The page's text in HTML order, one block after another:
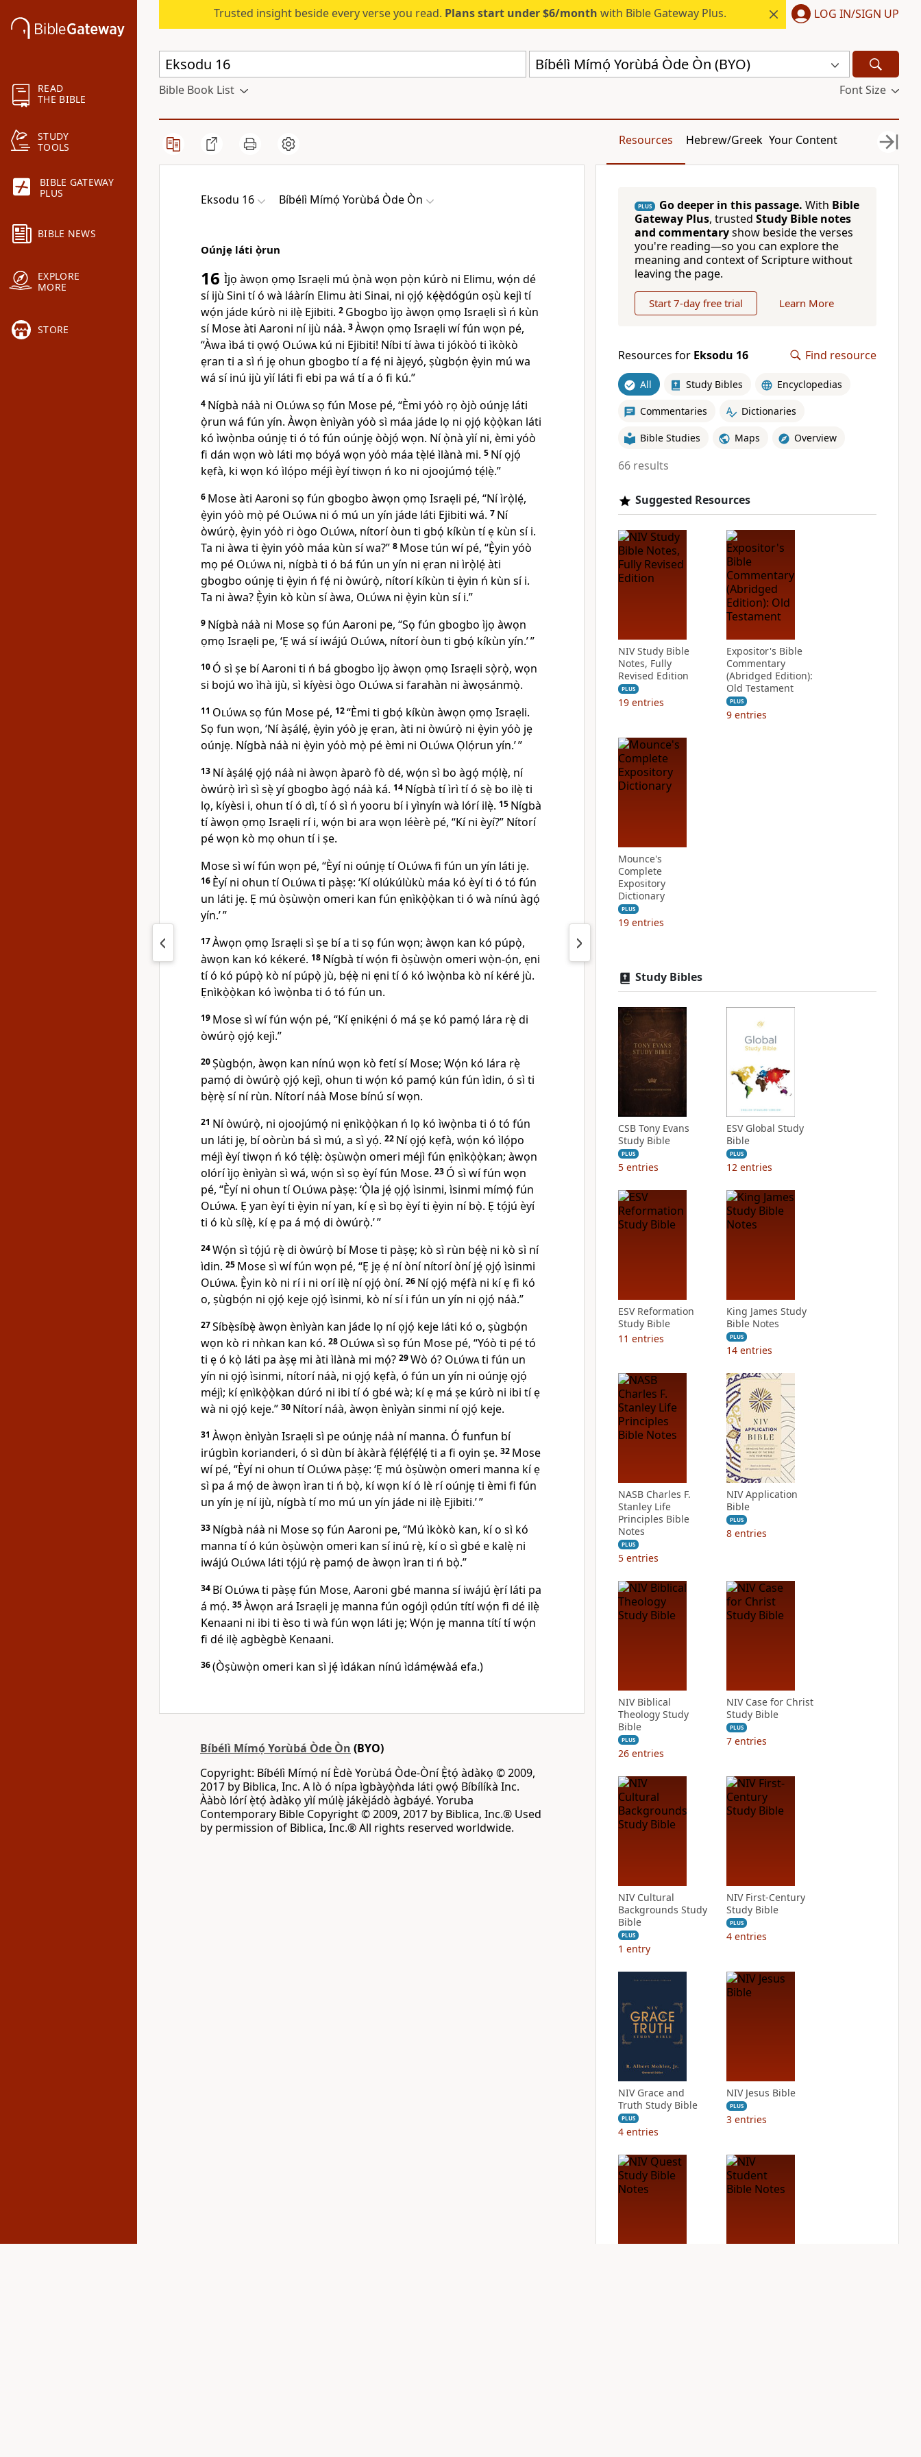
READ
THE BIBLE
STUDY
TOOLS
BIBLE GATEWAY
PLUS
BIBLE NEWS
EXPLORE
MORE
STORE
Trusted insight beside every verse you read. Plans start under $6/month with Bible Gateway Plus. LOG IN/SIGN UP
Bíbélì Mímọ́ Yorùbá Òde Òn (BYO)
Bible Book List Font Size
Resources Hebrew/Greek Your Content
Eksodu 16 Bíbélì Mímọ́ Yorùbá Òde Òn
Oúnjẹ láti ọ̀run
16 Ìjọ àwọn ọmọ Israẹli mú ọ̀nà wọn pọ̀n kúrò ni Elimu, wọ́n dé
sí ijù Sini tí ó wà láàrín Elimu àti Sinai, ni ọjọ́ kẹ́ẹ̀dógún oṣù kejì tí
wọ́n jáde kúrò ni ilẹ̀ Ejibiti. 2 Gbogbo ìjọ àwọn ọmọ Israẹli sì ń kùn
sí Mose àti Aaroni ní ijù náà. 3Àwọn ọmọ Israẹli wí fún wọn pé,
“Àwa ìbá ti ọwọ́ Olúwakú ni Ejibiti! Níbi tí àwa ti jókòó ti ìkòkò
ẹran ti a sì ń jẹ ohun gbogbo tí a fẹ́ ni àjẹyó, ṣùgbọ́n ẹ̀yin mú wa
wá sí inú ijù yìí láti fi ebi pa wá tí a ó fi kú.”
4 Nígbà náà ni Olúwasọ fún Mose pé, “Èmi yóò rọ òjò oúnjẹ láti
ọ̀run wá fún yín. Àwọn ènìyàn yóò sì máa jáde lọ ni ọjọ́ kọ̀ọ̀kan láti
kó ìwọ̀nba oúnjẹ ti ó tó fún oúnjẹ òòjọ́ wọn. Ní ọ̀nà yìí ni, èmi yóò
fi dán wọn wò láti mọ bóyá wọn yóò máa tẹ̀lé ìlànà mi. 5 Ní ọjọ́
kẹfà, ki wọn kó ìlọ́po méjì èyí tiwọn ń ko ni ojoojúmọ́ tẹ́lẹ̀.”
6 Mose àti Aaroni sọ fún gbogbo àwọn ọmọ Israẹli pé, “Ní ìrọ̀lẹ́,
ẹ̀yin yóò mọ̀ pé Olúwani ó mú un yín jáde láti Ejibiti wá. 7 Ní
òwúrọ̀, ẹ̀yin yóò ri ògo Olúwa, nítorí òun ti gbọ́ kíkùn tí ẹ kùn sí i.
Ta ni àwa ti ẹ̀yin yóò máa kùn sí wa?” 8 Mose tún wí pé, “Ẹ̀yin yóò
mọ pé Olúwani, nígbà ti ó bá fún un yín ni ẹran ni ìrọ̀lẹ́ àti
gbogbo oúnjẹ ti ẹ̀yin ń fẹ́ ni òwúrọ̀, nítorí kíkùn ti ẹ̀yin ń kùn sí i.
Ta ni àwa? Ẹ̀yin kò kùn sí àwa, Olúwani ẹ̀yin kùn sí i.”
9 Nígbà náà ni Mose sọ fún Aaroni pe, “Sọ fún gbogbo ìjọ àwọn
ọmọ Israẹli pe, ‘Ẹ wá sí iwájú Olúwa, nítorí òun ti gbọ́ kíkùn yín.’ ”
10 Ó sì ṣe bí Aaroni ti ń bá gbogbo ìjọ àwọn ọmọ Israẹli sọ̀rọ̀, wọn
si bojú wo ìhà ijù, sì kíyèsi ògo Olúwasi farahàn ni àwọsánmọ̀.
11 Olúwasọ fún Mose pé, 12“Èmi ti gbọ́ kíkùn àwọn ọmọ Israẹli.
Sọ fun wọn, ‘Ní àṣálẹ́, ẹ̀yin yóò jẹ ẹran, àti ni òwúrọ̀ ni ẹ̀yin yóò jẹ
oúnjẹ. Nígbà náà ni ẹ̀yin yóò mọ̀ pé èmi ni OlúwaỌlọ́run yín.’ ”
13 Ní àṣálẹ́ ọjọ́ náà ni àwọn àparò fò dé, wọ́n sì bo àgọ́ mọ́lẹ̀, ní
òwúrọ̀ ìrì sì sẹ̀ yí gbogbo àgọ́ náà ká. 14 Nígbà tí ìrì tí ó sẹ̀ bo ilẹ̀ ti
lọ, kíyèsi i, ohun tí ó dì, tí ó sì ń yooru bí i yìnyín wà lórí ilẹ̀. 15 Nígbà
tí àwọn ọmọ Israẹli rí i, wọ́n bi ara wọn léèrè pé, “Kí ni èyí?” Nítorí
pé wọn kò mọ ohun tí i ṣe.
Mose sì wí fún wọn pé, “Èyí ni oúnjẹ tíOlúwafi fún un yín láti jẹ.
16 Èyí ni ohun tíOlúwati pàṣẹ: ‘Kí olúkúlùkù máa kó èyí ti ó tó fún
un láti jẹ. Ẹ mú òṣùwọ̀n omeri kan fún ẹnìkọ̀ọ̀kan ti ó wà nínú àgọ́
yín.’ ”
17Àwọn ọmọ Israẹli sì ṣe bí a ti sọ fún wọn; àwọn kan kó púpọ̀,
àwọn kan kó kékeré. 18 Nígbà tí wọ́n fi òṣùwọ̀n omeri wọ̀n-ọ́n, ẹni
tí ó kó púpọ̀ kò ní púpọ̀ jù, bẹ́ẹ̀ ni ẹni tí ó kó ìwọ̀nba kò ní kéré jù.
Ẹnìkọ̀ọ̀kan kó ìwọ̀nba ti ó tó fún un.
19 Mose sì wí fún wọ́n pé, “Kí ẹnikẹ́ni ó má ṣe kó pamọ́ lára rẹ̀ di
òwúrọ̀ ọjọ́ kejì.”
20Ṣùgbọ́n, àwọn kan nínú wọn kò fetí sí Mose; Wọ́n kó lára rẹ̀
pamọ́ di òwúrọ̀ ọjọ́ kejì, ohun ti wọ́n kó pamọ́ kún fún ìdin, ó sì ti
bẹ̀rẹ̀ sí ní rùn. Nítorí náà Mose bínú sí wọn.
21 Ní òwúrọ̀, ni ojoojúmọ́ ni ẹnìkọ̀ọ̀kan ń lọ kó ìwọ̀nba ti ó tó fún
un láti jẹ, bí oòrùn bá sì mú, a sì yọ́. 22 Ní ọjọ́ kẹfà, wọ́n kó ìlọ́po
méjì èyí tiwọn ń kó tẹ́lẹ̀: òṣùwọ̀n omeri méjì fún ẹnìkọ̀ọ̀kan; àwọn
olórí ìjọ ènìyàn sì wá, wọ́n sì sọ èyí fún Mose. 23 Ó sì wí fún wọn
pé, “Èyí ni ohun tíOlúwapàṣẹ: ‘Ọ̀la jẹ́ ọjọ́ ìsinmi, ìsinmi mímọ́ fún
Olúwa. Ẹ yan èyí ti ẹ̀yin ní yan, kí ẹ sì bọ èyí ti ẹ̀yin ní bọ̀. Ẹ tọ́jú èyí
ti ó kù sílẹ̀, kí ẹ pa á mọ́ di òwúrọ̀.’ ”
24Wọ́n sì tọ́jú rẹ̀ di òwúrọ̀ bí Mose ti pàṣẹ; kò sì rùn bẹ́ẹ̀ ni kò sì ní
ìdin. 25 Mose sì wí fún wọn pé, “Ẹ jẹ ẹ́ ní òní nítorí òní jẹ́ ọjọ́ ìsinmi
Olúwa. Ẹ̀yin kò ni rí i ni orí ilẹ̀ ní ọjọ́ òní. 26 Ní ọjọ́ mẹ́fà ni kí ẹ fi kó
o, ṣùgbọ́n ni ọjọ́ keje ọjọ́ ìsinmi, kò ní sí i fún un yín ni ọjọ́ náà.”
27Síbẹ̀síbẹ̀ àwọn ènìyàn kan jáde lọ ní ọjọ́ keje láti kó o, ṣùgbọ́n
wọn kò ri nǹkan kan kó. 28 Olúwasì sọ fún Mose pé, “Yóò ti pẹ́ tó
ti ẹ ó kọ̀ láti pa àṣẹ mi àti ìlànà mi mọ́? 29Wò ó? Olúwati fún un
yín ni ọjọ́ ìsinmi, nítorí náà, ni ọjọ́ kẹfà, ó fún un yín ni oúnjẹ ọjọ́
méjì; kí ẹnìkọ̀ọ̀kan dúró ni ibi tí ó gbé wà; kí ẹ má ṣe kúrò ni ibi tí ẹ
wà ni ọjọ́ keje.” 30 Nítorí náà, àwọn ènìyàn sinmi ní ọjọ́ keje.
31 Àwọn ènìyàn Israẹli sì pe oúnjẹ náà ní manna. Ó funfun bí
irúgbìn korianderi, ó sì dùn bí àkàrà fẹ́lẹ́fẹ́lẹ́ ti a fi oyin ṣe. 32 Mose
wí pé, “Èyí ni ohun tíOlúwapàṣẹ: ‘Ẹ mú òṣùwọ̀n omeri manna kí ẹ
sì pa á mọ́ de àwọn ìran ti ń bọ̀, kí wọn kí ó lè rí oúnjẹ ti èmi fi fún
un yín jẹ ní ijù, nígbà tí mo mú un yín jáde ni ilẹ̀ Ejibiti.’ ”
33 Nígbà náà ni Mose sọ fún Aaroni pe, “Mú ìkòkò kan, kí o sì kó
manna tí ó kún òṣùwọ̀n omeri kan sí inú rẹ̀, kí o sì gbé e kalẹ̀ ni
iwájú Olúwaláti tọ́jú rẹ̀ pamọ́ de àwọn ìran ti ń bọ̀.”
34 BíOlúwati pàṣẹ fún Mose, Aaroni gbé manna sí iwájú ẹ̀rí láti pa
á mọ́. 35Àwọn ará Israẹli jẹ manna fún ogójì ọdún títí wọ́n fi dé ilẹ̀
Kenaani ni ibi ti èso ti wà fún wọn láti jẹ; Wọ́n jẹ manna títí tí wọ́n
fi dé ilẹ̀ agbègbè Kenaani.
36(Òṣùwọ̀n omeri kan sì jẹ́ ìdákan nínú ìdámẹ́wàá efa.)
Bíbélì Mímọ́ Yorùbá Òde Òn (BYO)
Copyright: Bíbélì Mímọ́ ní Èdè Yorùbá Òde-Òní Ẹ̀tọ́ àdàkọ © 2009,
2017 by Biblica, Inc. A lò ó nípa ìgbàyọ̀ǹda láti ọwọ́ Bíbílíkà Inc.
Ààbò lórí ẹ̀tọ́ àdàkọ yìí múlẹ̀ jákèjádò àgbáyé. Yoruba
Contemporary Bible Copyright © 2009, 2017 by Biblica, Inc.® Used
by permission of Biblica, Inc.® All rights reserved worldwide.
PLUS Go deeper in this passage. With Bible
Gateway Plus, trusted Study Bible notes
and commentaryshow beside the verses
you're reading—so you can explore the
meaning and context of Scripture without
leaving the page.
Start 7-day free trial Learn More
Resources for Eksodu 16 Find resource
All Study Bibles Encyclopedias
Commentaries Dictionaries
Bible Studies Maps Overview
66 results
Suggested Resources
NIV Study Bible
Notes, Fully
Revised Edition
PLUS
19 entries
Expositor's Bible
Commentary
(Abridged Edition):
Old Testament
PLUS
9 entries
Mounce's
Complete
Expository
Dictionary
PLUS
19 entries
Study Bibles
CSB Tony Evans
Study Bible
PLUS
5 entries
ESV Global Study
Bible
PLUS
12 entries
ESV Reformation
Study Bible
11 entries
King James Study
Bible Notes
PLUS
14 entries
NASB Charles F.
Stanley Life
Principles Bible
Notes
PLUS
5 entries
NIV Application
Bible
PLUS
8 entries
NIV Biblical
Theology Study
Bible
PLUS
26 entries
NIV Case for Christ
Study Bible
PLUS
7 entries
NIV Cultural
Backgrounds Study
Bible
PLUS
1 entry
NIV First-Century
Study Bible
PLUS
4 entries
NIV Grace and
Truth Study Bible
PLUS
4 entries
NIV Jesus Bible
PLUS
3 entries